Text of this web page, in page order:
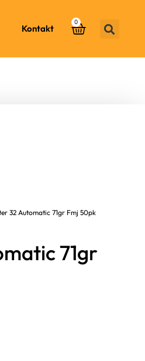
Kontakt
0
32 Automatic 71gr Fmj 50pk
71gr